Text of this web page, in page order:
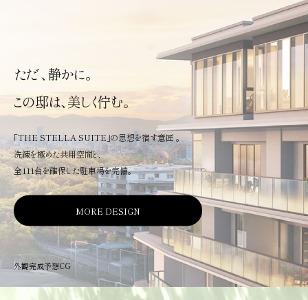
ただ、静かに。
この邸は、美しく佇む。
「THE STELLA SUITE」の思想を宿す意匠 。
洗練を極めた共用空間と、
全111台を確保した駐車場を完備。
MORE DESIGN
外観完成予想CG